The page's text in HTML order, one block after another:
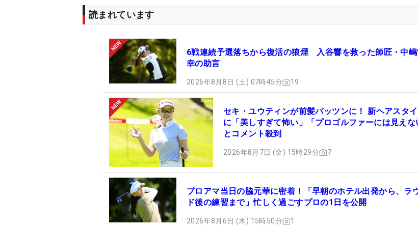
読まれています
6戦連続予選落ちから復活の狼煙 入谷響を救った師匠・中嶋
幸の助言
2026年8月8日 (土) 07時45分 19
セキ・ユウティンが前髪パッツンに！ 新ヘアスタ
に「美しすぎて怖い」「プロゴルファーには見えな
とコメント殺到
2026年8月7日 (金) 15時29分 7
プロアマ当日の脇元華に密着！「早朝のホテル出発から、ラ
ド後の練習まで」忙しく過ごすプロの1日を公開
2026年8月6日 (木) 15時50分 1